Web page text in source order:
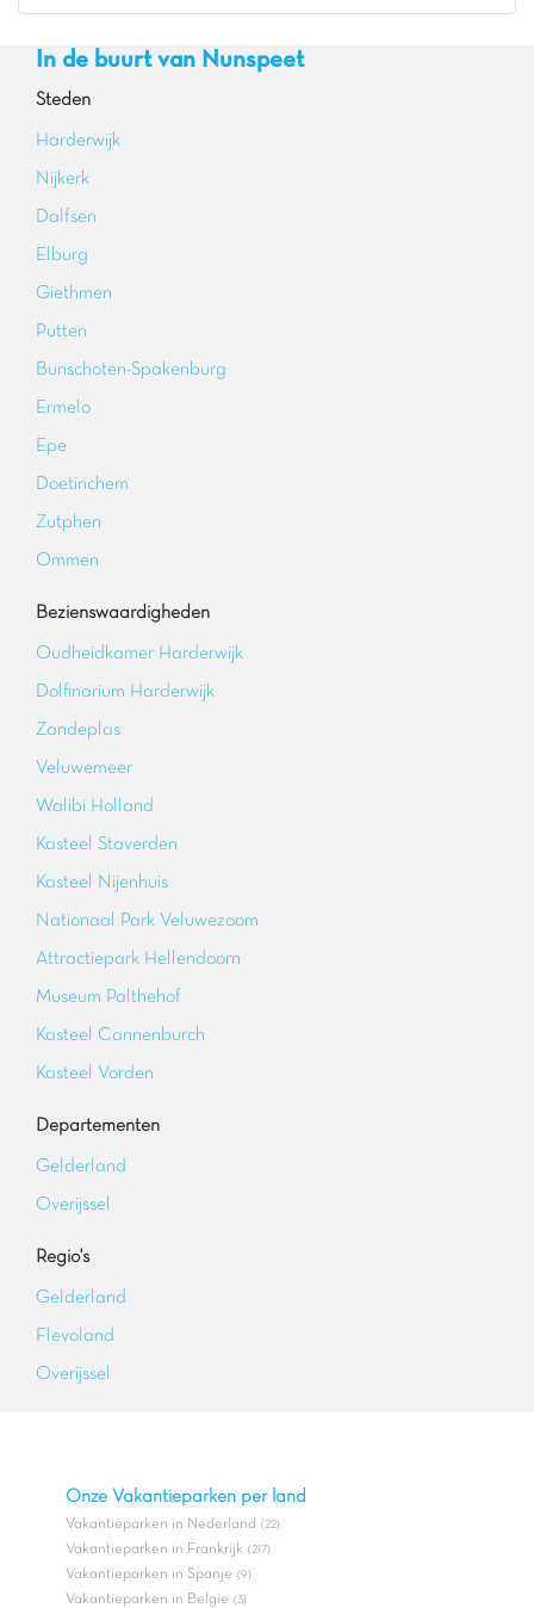
In de buurt van Nunspeet
Steden
Harderwijk
Nijkerk
Dalfsen
Elburg
Giethmen
Putten
Bunschoten-Spakenburg
Ermelo
Epe
Doetinchem
Zutphen
Ommen
Bezienswaardigheden
Oudheidkamer Harderwijk
Dolfinarium Harderwijk
Zandeplas
Veluwemeer
Walibi Holland
Kasteel Staverden
Kasteel Nijenhuis
Nationaal Park Veluwezoom
Attractiepark Hellendoorn
Museum Palthehof
Kasteel Cannenburch
Kasteel Vorden
Departementen
Gelderland
Overijssel
Regio's
Gelderland
Flevoland
Overijssel
Onze Vakantieparken per land
Vakantieparken in Nederland (22)
Vakantieparken in Frankrijk (217)
Vakantieparken in Spanje (9)
Vakantieparken in Belgie (3)